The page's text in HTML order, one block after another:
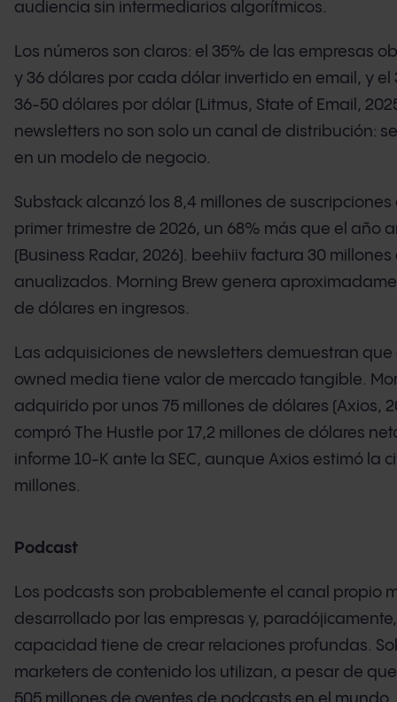
audiencia sin intermediarios algorítmicos.
Los números son claros: el 35% de las empresas
y 36 dólares por cada dólar invertido en email, y el
36-50 dólares por dólar (Litmus, State of Email,
newsletters no son solo un canal de distribución:
en un modelo de negocio.
Substack alcanzó los 8,4 millones de
primer trimestre de 2026, un 68% más que el año
(Business Radar, 2026). beehiiv factura 30
anualizados. Morning Brew genera
de dólares en ingresos.
Las adquisiciones de newsletters demuestran
owned media tiene valor de mercado tangible.
adquirido por unos 75 millones de dólares (Axios,
compró The Hustle por 17,2 millones de dólares
informe 10-K ante la SEC, aunque Axios estimó la
millones.
Podcast
Los podcasts son probablemente el canal propio
desarrollado por las empresas y,
capacidad tiene de crear relaciones profundas.
marketers de contenido los utilizan, a pesar de